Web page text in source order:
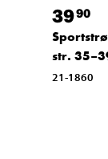
3990
str.
21-1860